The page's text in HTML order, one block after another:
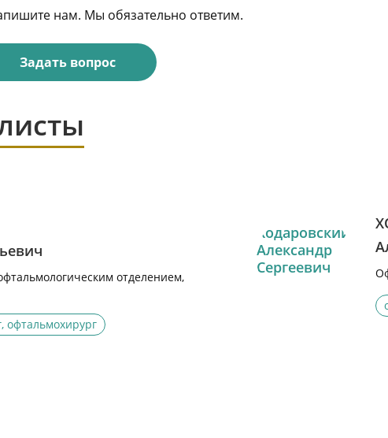
нам. Мы обязательно ответим.
Задать вопрос
отделением,
офтальмохирург